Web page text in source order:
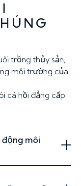
trồng thủy sản,
môi trường của
cá hồi đẳng cấp
động môi